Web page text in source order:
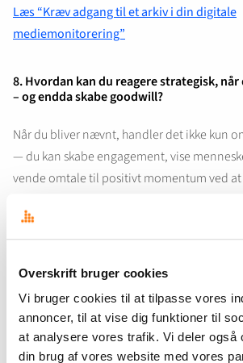
Overskrift bruger cookies
Vi bruger cookies til at tilpasse vores
annoncer, til at vise dig funktioner til
at analysere vores trafik. Vi deler også
din brug af vores website med vores
Læs “Kræv adgang til et arkiv i din digitale
mediemonitorering”
8. Hvordan kan du reagere strategisk,
– og endda skabe goodwill?
Når du bliver nævnt, handler det ikke kun
— du kan skabe engagement, vise
vende omtale til positivt momentum ved
Læs “Vind kundernes hjerter med
9. Hvad sker med medieovervågningen,
Du kan forberede overvågningen til at køre
ferien: tjek modtagere, adgang, alarmer,
eventuelle fraværsstruktur, så intet glider